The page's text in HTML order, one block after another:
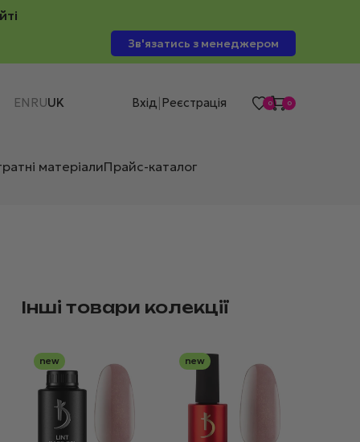
Зв'язатись з менеджером
EN RUUK Вхід Реєстрація 0 0
матеріалиПрайс-каталог
Інші товари колекції
new new